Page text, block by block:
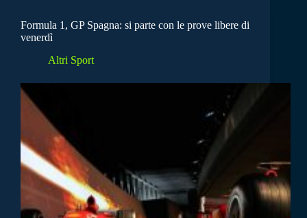
Formula 1, GP Spagna: si parte con le prove libere di
venerdì
Altri Sport